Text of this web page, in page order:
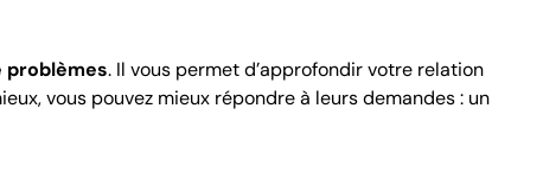
problèmes. Il vous permet d’approfondir votre relation
vous pouvez mieux répondre à leurs demandes : un